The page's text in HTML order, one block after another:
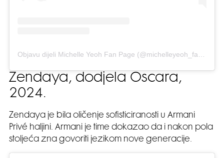
Zendaya, dodjela Oscara,
2024.
Zendaya je bila oličenje sofisticiranosti u Armani
Privé haljini. Armani je time dokazao da i nakon pola
stoljeća zna govoriti jezikom nove generacije.